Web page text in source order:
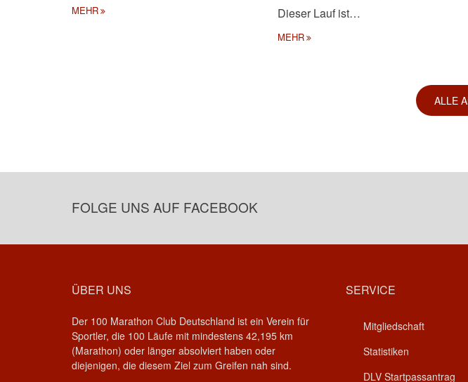
MEHR Dieser Lauf ist…
MEHR
ALLE
FOLGE UNS AUF FACEBOOK
ÜBER UNS
Der 100 Marathon Club Deutschland ist ein Verein für
Sportler, die 100 Läufe mit mindestens 42,195 km
(Marathon) oder länger absolviert haben oder
diejenigen, die diesem Ziel zum Greifen nah sind.
SERVICE
Mitgliedschaft
Statistiken
DLV Startpassantrag